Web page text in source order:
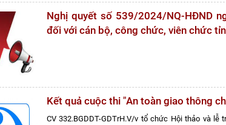
Nghị quyết số 539/2024/NQ-HĐND
đối với cán bộ, công chức, viên chức
Kết quả cuộc thi "An toàn giao thông
CV 332.BGDDT-GDTrH.V/v tổ chức Hội thảo và